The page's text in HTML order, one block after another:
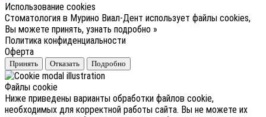
Использование cookies
Стоматология в Мурино Виал-Дент использует файлы cookies,
Вы можете принять, узнать подробно »
Политика конфиденциальности
Оферта
Принять Отказать Подробно
Файлы cookie
Ниже приведены варианты обработки файлов cookie,
необходимых для корректной работы сайта. Вы не можете их